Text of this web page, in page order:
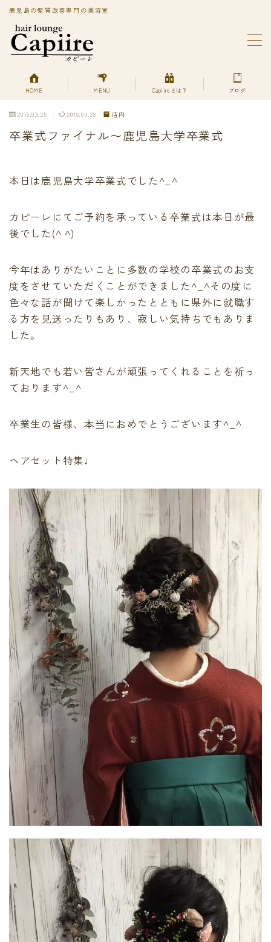
鹿児島の髪質改善専門の美容室
MENU
Capiireってどんなサロン?
PRIVACY POLICY
丁寧なカウンセリングで安心のカット
柔らかく、自然で艶のある髪質改善へアエステ縮毛矯正
色持ちよく美艶髪になれる髪質改善ヘアエステカラー
デトックスは何を使ってるの？
プライバシーポリシー
利用規約／特定商取引法に基づく表記
最後に必ず弱酸性
有料記事の決済完了ページ
運営者情報
頭皮、髪のデトックス
LINE登録で無料「髪質改善メソッド」をプレゼント！
Capiireこだわりの薬剤
capiireのお客様からの声
Capiireのカウンセリングとは?
カラーリング中にも栄養を
HOME MENU Capiireとは？ ブログ
2019.03.25 2019.03.28 店内
卒業式ファイナル〜鹿児島大学卒業式
本日は鹿児島大学卒業式でした^_^
カピーレにてご予約を承っている卒業式は本日が最
後でした(^ ^)
今年はありがたいことに多数の学校の卒業式のお支
度をさせていただくことができました^_^その度に
色々な話が聞けて楽しかったとともに県外に就職す
る方を見送ったりもあり、寂しい気持ちでもありま
した。
新天地でも若い皆さんが頑張ってくれることを祈っ
ております^_^
卒業生の皆様、本当におめでとうございます^_^
ヘアセット特集♩